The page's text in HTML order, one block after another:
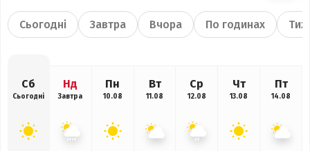
Сьогодні Завтра Вчора По годинах
Сб
Сьогодні
Нд
Завтра
Пн
10.08
Вт
11.08
Ср
12.08
Чт
13.08
Пт
14.08